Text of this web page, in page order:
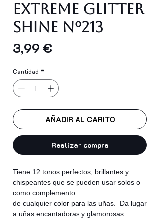
EXTREME GLITTER
SHINE Nº213
3,99 €
Cantidad *
AÑADIR AL CARITO
Realizar compra
Tiene 12 tonos perfectos, brillantes y
chispeantes que se pueden usar solos o
como complemento
de cualquier color para las uñas. Da lugar
a uñas encantadoras y glamorosas.